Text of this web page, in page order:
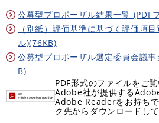
公募型プロポーザル結果一覧 (PDF
（別紙）評価基準に基づく評価項
ル)(76KB)
公募型プロポーザル選定委員会議
B)
PDF形式のファイルをご
Adobe社が提供する
Adobe Readerをお持ち
ク先からダウンロードし